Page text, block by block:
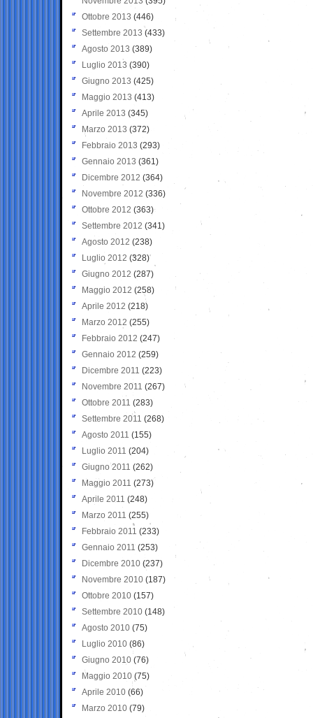
Ottobre 2013 (446)
Settembre 2013 (433)
Agosto 2013 (389)
Luglio 2013 (390)
Giugno 2013 (425)
Maggio 2013 (413)
Aprile 2013 (345)
Marzo 2013 (372)
Febbraio 2013 (293)
Gennaio 2013 (361)
Dicembre 2012 (364)
Novembre 2012 (336)
Ottobre 2012 (363)
Settembre 2012 (341)
Agosto 2012 (238)
Luglio 2012 (328)
Giugno 2012 (287)
Maggio 2012 (258)
Aprile 2012 (218)
Marzo 2012 (255)
Febbraio 2012 (247)
Gennaio 2012 (259)
Dicembre 2011 (223)
Novembre 2011 (267)
Ottobre 2011 (283)
Settembre 2011 (268)
Agosto 2011 (155)
Luglio 2011 (204)
Giugno 2011 (262)
Maggio 2011 (273)
Aprile 2011 (248)
Marzo 2011 (255)
Febbraio 2011 (233)
Gennaio 2011 (253)
Dicembre 2010 (237)
Novembre 2010 (187)
Ottobre 2010 (157)
Settembre 2010 (148)
Agosto 2010 (75)
Luglio 2010 (86)
Giugno 2010 (76)
Maggio 2010 (75)
Aprile 2010 (66)
Marzo 2010 (79)